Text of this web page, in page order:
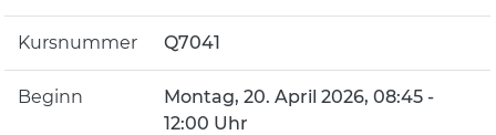
Kursnummer Q7041
Beginn
Montag, 20. April 2026, 08:45 -
12:00 Uhr